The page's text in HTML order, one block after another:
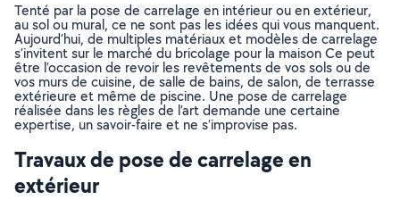
Tenté par la pose de carrelage en intérieur ou en extérieur,
au sol ou mural, ce ne sont pas les idées qui vous manquent.
Aujourd’hui, de multiples matériaux et modèles de carrelage
s’invitent sur le marché du bricolage pour la maison Ce peut
être l’occasion de revoir les revêtements de vos sols ou de
vos murs de cuisine, de salle de bains, de salon, de terrasse
extérieure et même de piscine. Une pose de carrelage
réalisée dans les règles de l’art demande une certaine
expertise, un savoir-faire et ne s’improvise pas.
Travaux de pose de carrelage en
extérieur